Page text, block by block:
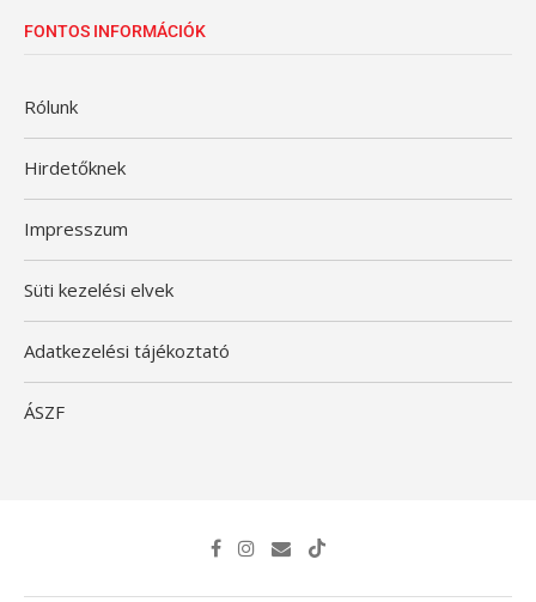
FONTOS INFORMÁCIÓK
Rólunk
Hirdetőknek
Impresszum
Süti kezelési elvek
Adatkezelési tájékoztató
ÁSZF